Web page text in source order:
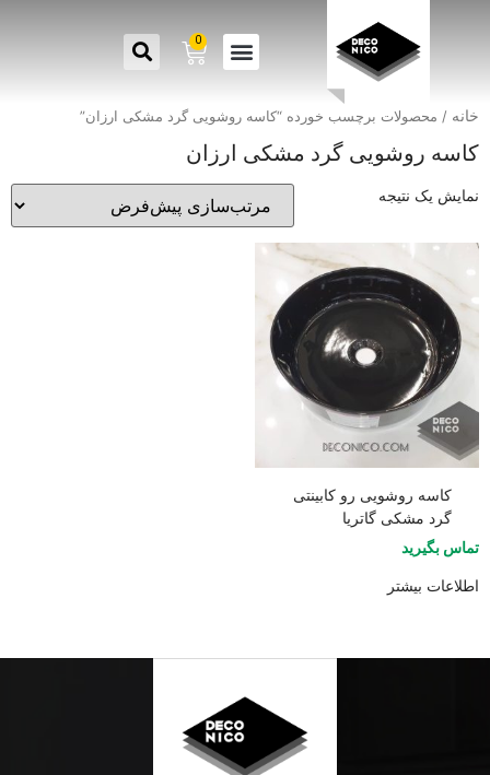
0
خانه / محصولات برچسب خورده “کاسه روشویی گرد مشکی ارزان”
کاسه روشویی گرد مشکی ارزان
نمایش یک نتیجه
کاسه روشویی رو کابینتی
گرد مشکی گاتریا
تماس بگیرید
اطلاعات بیشتر